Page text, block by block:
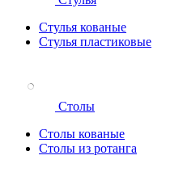
Стулья кованые
Стулья пластиковые
Столы
Столы кованые
Столы из ротанга